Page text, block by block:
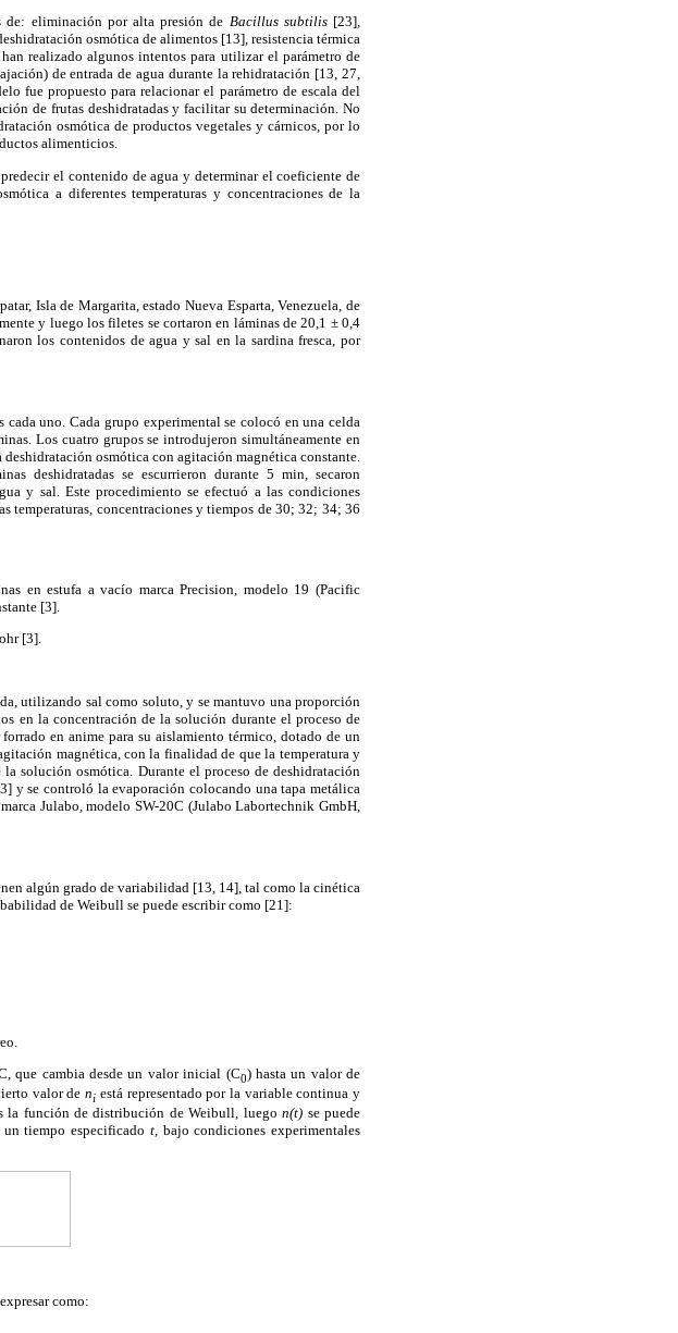
eliminación por alta presión de Bacillus subtilis[23],
osmótica de alimentos [13], resistencia térmica
realizado algunos intentos para utilizar el parámetro de
de entrada de agua durante la rehidratación [13, 27,
fue propuesto para relacionar el parámetro de escala del
de frutas deshidratadas y facilitar su determinación. No
osmótica de productos vegetales y cárnicos, por lo
alimenticios.
el contenido de agua y determinar el coeficiente de
a diferentes temperaturas y concentraciones de la
Isla de Margarita, estado Nueva Esparta, Venezuela, de
y luego los filetes se cortaron en láminas de 20,1 ± 0,4
los contenidos de agua y sal en la sardina fresca, por
uno. Cada grupo experimental se colocó en una celda
Los cuatro grupos se introdujeron simultáneamente en
osmótica con agitación magnética constante.
deshidratadas se escurrieron durante 5 min, secaron
y sal. Este procedimiento se efectuó a las condiciones
temperaturas, concentraciones y tiempos de 30; 32; 34; 36
en estufa a vacío marca Precision, modelo 19 (Pacific
[3].
[3].
utilizando sal como soluto, y se mantuvo una proporción
en la concentración de la solución durante el proceso de
en anime para su aislamiento térmico, dotado de un
magnética, con la finalidad de que la temperatura y
solución osmótica. Durante el proceso de deshidratación
y se controló la evaporación colocando una tapa metálica
Julabo, modelo SW-20C (Julabo Labortechnik GmbH,
algún grado de variabilidad [13, 14], tal como la cinética
de Weibull se puede escribir como [21]:
que cambia desde un valor inicial (C0) hasta un valor de
valor deni está representado por la variable continua y
la función de distribución de Weibull, luegon(t) se puede
tiempo especificado t, bajo condiciones experimentales
como: